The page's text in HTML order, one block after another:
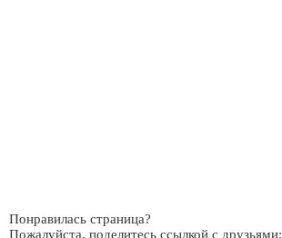
Понравилась страница?
Пожалуйста, поделитесь ссылкой с друзьями: